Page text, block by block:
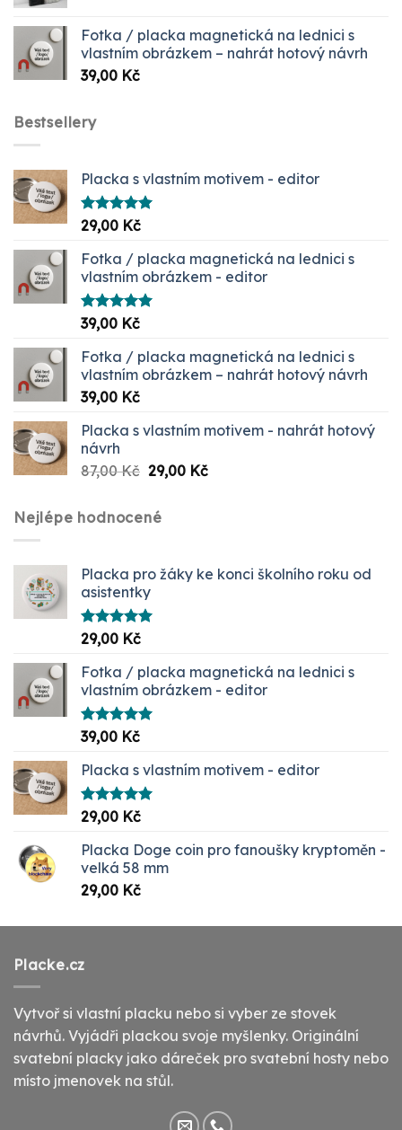
až
1099,00 Kč
Fotka / placka magnetická na lednici s
vlastním obrázkem – nahrát hotový návrh
39,00 Kč
Bestsellery
Placka s vlastním motivem - editor
Hodnocení
5.00
29,00 Kč
Fotka / placka magnetická na lednici s
vlastním obrázkem - editor
Hodnocení
5.00
39,00 Kč
Fotka / placka magnetická na lednici s
vlastním obrázkem – nahrát hotový návrh
39,00 Kč
Placka s vlastním motivem - nahrát hotový
návrh
87,00Kč Původní
byla:
87,00 Kč.
29,00 KčAktuální
Nejlépe hodnocené
Placka pro žáky ke konci školního roku od
asistentky
Hodnocení
5.00
29,00 Kč
Fotka / placka magnetická na lednici s
vlastním obrázkem - editor
Hodnocení
5.00
39,00 Kč
Placka s vlastním motivem - editor
Hodnocení
5.00
29,00 Kč
Placka Doge coin pro fanoušky kryptoměn -
velká 58 mm
29,00 Kč
Placke.cz
Vytvoř si vlastní placku nebo si vyber ze stovek
návrhů. Vyjádři plackou svoje myšlenky. Originální
svatební placky jako dáreček pro svatební hosty nebo
místo jmenovek na stůl.